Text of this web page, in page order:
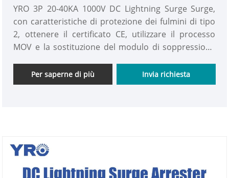
YRO 3P 20-40KA 1000V DC Lightning Surge Surge,
con caratteristiche di protezione dei fulmini di tipo
2, ottenere il certificato CE, utilizzare il processo
MOV e la sostituzione del modulo di soppressione
efficacemente il funzionamento sicuro di 2p 20-50Ka
6.25KA 800V T1 T2 DC SPD.
Per saperne di più Invia richiesta